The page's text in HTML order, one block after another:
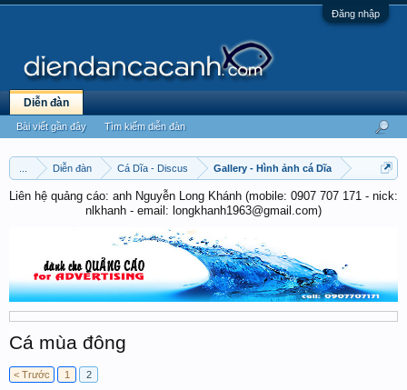
Đăng nhập
Diễn đàn Cá Dĩa - Discus Gallery - Hình ảnh cá Dĩa
Liên hệ quảng cáo: anh Nguyễn Long Khánh (mobile: 0907 707 171 - nick:
nlkhanh - email: longkhanh1963@gmail.com)
Cá mùa đông
< Trước 1 2
Diễn đàn
Bài viết gần đây Tìm kiếm diễn đàn